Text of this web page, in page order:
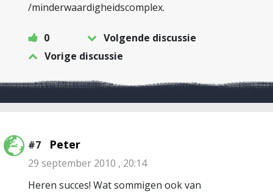
/minderwaardigheidscomplex.
0
Volgende discussie
Vorige discussie
#7 Peter
29 september 2010 , 20:14
Heren succes! Wat sommigen ook van